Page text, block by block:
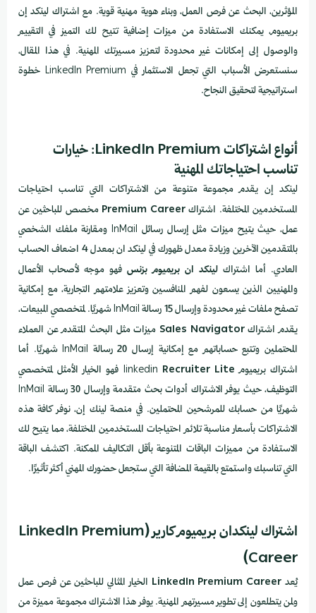
المؤثرين، البحث عن فرص العمل، وبناء هوية مهنية قوية. مع اشتراك لينكد إن
بريميوم، يمكنك الاستفادة من ميزات إضافية تتيح لك التميز في التقييم
والوصول إلى إمكانات غير محدودة لتعزيز مسيرتك المهنية. في هذا المقال،
سنستعرض الأسباب التي تجعل الاستثمار في LinkedIn Premium خطوة
استراتيجية لتحقيق النجاح.
أنواع اشتراكات LinkedIn Premium: خيارات
تناسب احتياجاتك المهنية
لينكد إن يقدم مجموعة متنوعة من الاشتراكات التي تناسب احتياجات
المستخدمين المختلفة. اشتراكPremium Career مخصص للباحثين عن
عمل، حيث يتيح ميزات مثل إرسال رسائل InMail ومقارنة ملفك الشخصي
بالمتقدمين الآخرين وزيادة معدل ظهورك في لينكد ان بمعدل 4 اضعاف الحساب
العادي. أما اشتراك لينكد ان بريميوم بزنس فهو موجه لأصحاب الأعمال
والمهنيين الذين يسعون لفهم المنافسين وتعزيز علامتهم التجارية، مع إمكانية
تصفح ملفات غير محدودة وإرسال 15 رسالة InMail شهريًا. لمتخصصي المبيعات،
يقدم اشتراكSales Navigator ميزات مثل البحث المتقدم عن العملاء
المحتملين وتتبع حساباتهم مع إمكانية إرسال 20 رسالة InMail شهريًا. أما
اشتراك بريميوم linkedin Recruiter Lite
فهو الخيار الأمثل لمتخصصي
التوظيف، حيث يوفر الاشتراك أدوات بحث متقدمة وإرسال 30 رسالة InMail
شهريًا من حسابك للمرشحين المحتملين. في منصة لينك إن، نوفر كافة هذه
الاشتراكات بأسعار مناسبة تلائم احتياجات المستخدمين المختلفة، مما يتيح لك
الاستفادة من مميزات الباقات المتنوعة بأقل التكاليف الممكنة. اكتشف الباقة
التي تناسبك واستمتع بالقيمة المضافة التي ستجعل حضورك المهني أكثر تأثيرًا.
اشتراك لينكدان بريميوم كارير (LinkedIn Premium
Career)
يُعد LinkedIn Premium Career الخيار المثالي للباحثين عن فرص عمل
ولمن يتطلعون إلى تطوير مسيرتهم المهنية. يوفر هذا الاشتراك مجموعة مميزة من